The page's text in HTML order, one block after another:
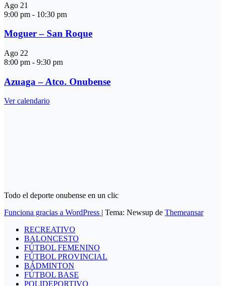
Ago 21
9:00 pm - 10:30 pm
Moguer – San Roque
Ago 22
8:00 pm - 9:30 pm
Azuaga – Atco. Onubense
Ver calendario
Todo el deporte onubense en un clic
Funciona gracias a WordPress | Tema: Newsup de Themeansar
RECREATIVO
BALONCESTO
FÚTBOL FEMENINO
FÚTBOL PROVINCIAL
BÁDMINTON
FÚTBOL BASE
POLIDEPORTIVO